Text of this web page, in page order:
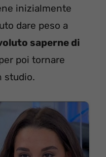
inizialmente
dare peso a
saperne di
poi tornare
studio.